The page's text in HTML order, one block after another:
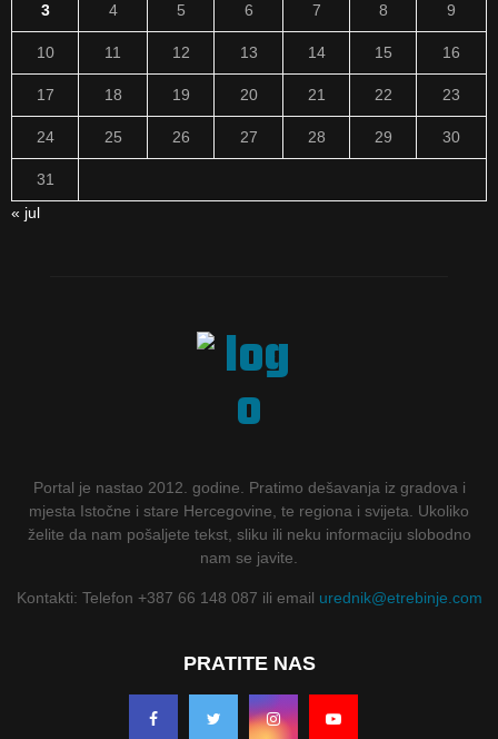
3 4 5 6 7 8 9
10 11 12 13 14 15 16
17 18 19 20 21 22 23
24 25 26 27 28 29 30
31
« jul
Portal je nastao 2012. godine. Pratimo dešavanja iz gradova i
mjesta Istočne i stare Hercegovine, te regiona i svijeta. Ukoliko
želite da nam pošaljete tekst, sliku ili neku informaciju slobodno
nam se javite.
Kontakti: Telefon +387 66 148 087 ili email urednik@etrebinje.com
PRATITE NAS